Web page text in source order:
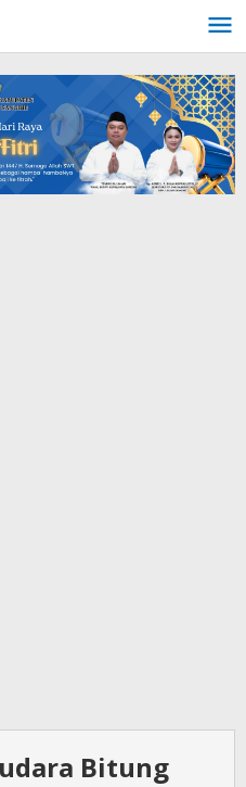
Bitung